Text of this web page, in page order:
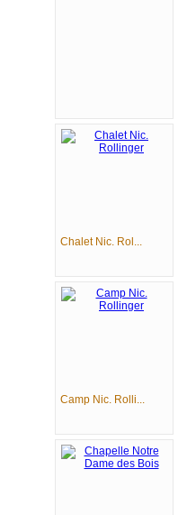
Chalet Nic. Rol...
Camp Nic. Rolli...